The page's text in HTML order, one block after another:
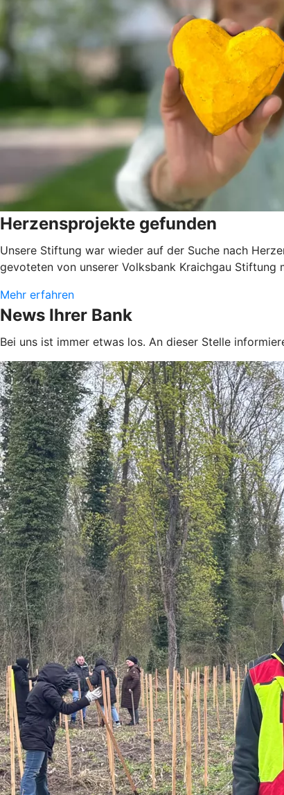
Herzensprojekte gefunden
Unsere Stiftung war wieder auf der Suche nach
gevoteten von unserer Volksbank Kraichgau
Mehr erfahren
News Ihrer Bank
Bei uns ist immer etwas los. An dieser Stelle